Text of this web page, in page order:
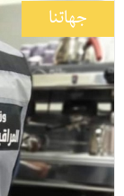
جهاتنا